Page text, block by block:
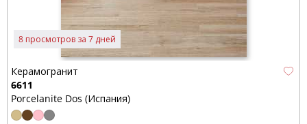
8 просмотров за 7 дней
Керамогранит
6611
Porcelanite Dos (Испания)